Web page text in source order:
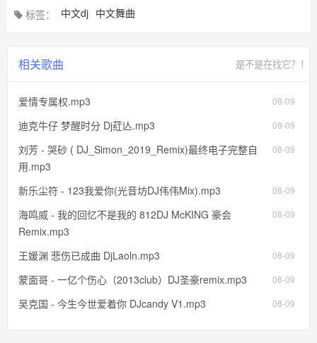
标签： 中文dj 中文舞曲
相关歌曲 是不是在找它？！
08-09
爱情专属权.mp3
08-09
迪克牛仔 梦醒时分 Dj葒亾.mp3
08-09
刘芳 - 哭砂 ( DJ_Simon_2019_Remix)最终电子完整自
用.mp3
08-09
新乐尘符 - 123我爱你(光音坊DJ伟伟Mix).mp3
08-09
海鸣威 - 我的回忆不是我的 812DJ McKING 豪会
Remix.mp3
08-09
王媛渊 悲伤已成曲 DjLaoln.mp3
08-09
蒙面哥 - 一亿个伤心（2013club）DJ圣豪remix.mp3
08-09
吴克国 - 今生今世爱着你 DJcandy V1.mp3